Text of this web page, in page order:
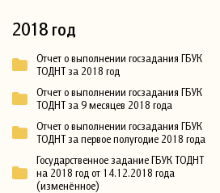
2018 год
Отчет о выполнении госзадания ГБУК
ТОДНТ за 2018 год
Отчет о выполнении госзадания ГБУК
ТОДНТ за 9 месяцев 2018 года
Отчет о выполнении госзадания ГБУК
ТОДНТ за первое полугодие 2018 года
Государственное задание ГБУК ТОДНТ
на 2018 год от 14.12.2018 года
(изменённое)